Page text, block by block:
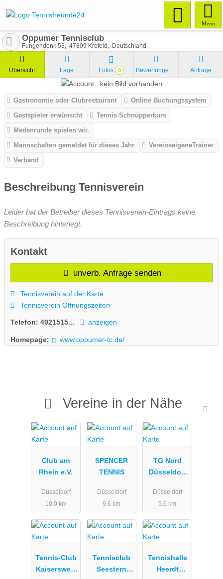
Menu
Oppumer Tennisclub
Fungendonk 53 47809 Krefeld Deutschland
Übersicht Lage Fotos 0 Bewertungen Anfrage
Gastronomie oder Clubrestaurant
Online Buchungssystem
Gastspieler erwünscht
Tennis-Schnupperkurs
Medenrunde spielen wir.
Mannschaften gemeldet für dieses Jahr
VereinseigeneTrainer
Verband
Beschreibung Tennisverein
Leider hat der Betreiber dieses Tennisverein-Eintrags keine
Beschreibung hinterlegt.
Kontakt
unverb. Anfrage senden
Tennisverein auf der Karte
Tennisverein Öffnungszeiten
Telefon: 4921515... anzeigen
Homepage: www.oppumer-tc.de/
Vereine in der Nähe
Club am
Rhein e.V.
Düsseldorf
10.0 km
SPENCER
TENNIS
Düsseldorf
9.6 km
TG Nord
Düsseldorf
& Padel
Düsseldorf
9.6 km
Tennis-Club
Kaiserswert
Tennisclub
Seestern
Tennishalle
Heerdt